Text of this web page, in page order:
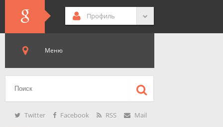
Профиль
Меню
Twitter Facebook RSS Mail